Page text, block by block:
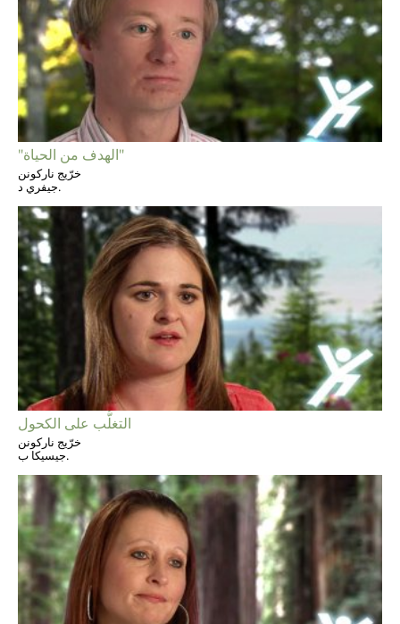
"الهدف من الحياة"
خرّيج ناركونن
جيفري د.
التغلُّب على الكحول
خرّيج ناركونن
جيسيكا ب.